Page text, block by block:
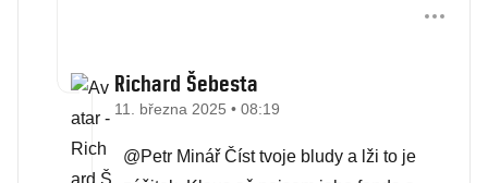
Richard Šebesta
11. března 2025 • 08:19
@Petr Minář Číst tvoje bludy a lži to je